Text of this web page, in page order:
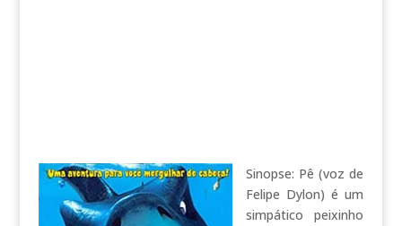
Sinopse: Pê (voz de
Felipe Dylon) é um
simpático peixinho